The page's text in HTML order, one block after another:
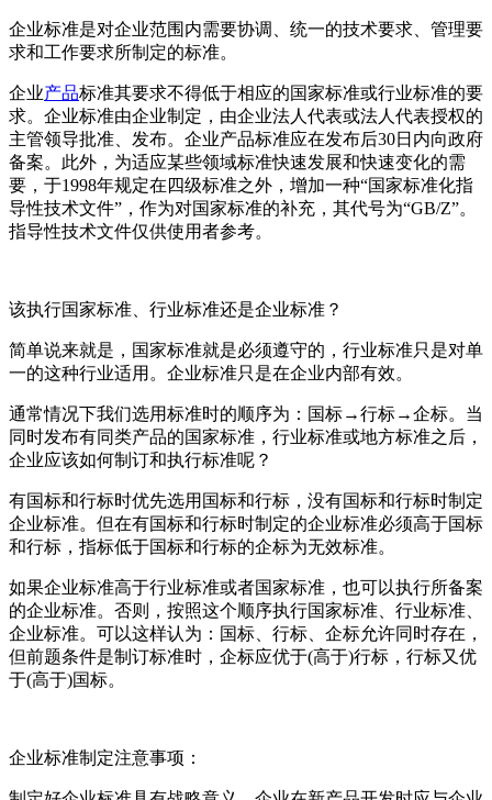
企业标准是对企业范围内需要协调、统一的技术要求、管理要
求和工作要求所制定的标准。
企业产品标准其要求不得低于相应的国家标准或行业标准的要
求。企业标准由企业制定，由企业法人代表或法人代表授权的
主管领导批准、发布。企业产品标准应在发布后30日内向政府
备案。此外，为适应某些领域标准快速发展和快速变化的需
要，于1998年规定在四级标准之外，增加一种“国家标准化指
导性技术文件”，作为对国家标准的补充，其代号为“GB/Z”。
指导性技术文件仅供使用者参考。
该执行国家标准、行业标准还是企业标准？
简单说来就是，国家标准就是必须遵守的，行业标准只是对单
一的这种行业适用。企业标准只是在企业内部有效。
通常情况下我们选用标准时的顺序为：国标→行标→企标。当
同时发布有同类产品的国家标准，行业标准或地方标准之后，
企业应该如何制订和执行标准呢？
有国标和行标时优先选用国标和行标，没有国标和行标时制定
企业标准。但在有国标和行标时制定的企业标准必须高于国标
和行标，指标低于国标和行标的企标为无效标准。
如果企业标准高于行业标准或者国家标准，也可以执行所备案
的企业标准。否则，按照这个顺序执行国家标准、行业标准、
企业标准。可以这样认为：国标、行标、企标允许同时存在，
但前题条件是制订标准时，企标应优于(高于)行标，行标又优
于(高于)国标。
企业标准制定注意事项：